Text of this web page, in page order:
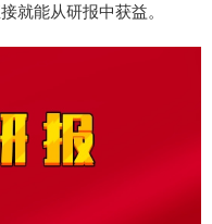
就能从研报中获益。